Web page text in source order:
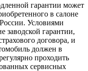
гарантии может
в салоне
Условиями
заводской гарантии,
договора, и
должен в
проходить
сервисных